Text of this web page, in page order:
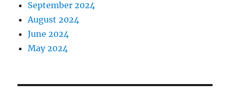
September 2024
August 2024
June 2024
May 2024